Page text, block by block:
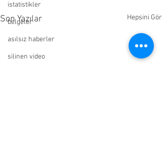
istatistikler
belgeler
asılsız haberler
silinen video
Son Yazılar Hepsini Gör